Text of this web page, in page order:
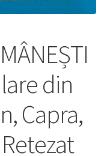
din
Capra,